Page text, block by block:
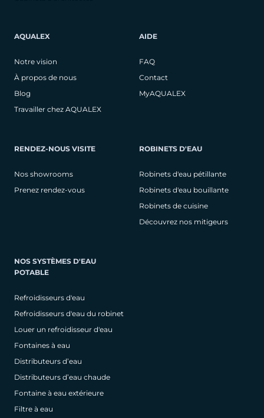
AQUALEX
Notre vision
À propos de nous
Blog
Travailler chez AQUALEX
AIDE
FAQ
Contact
MyAQUALEX
RENDEZ-NOUS VISITE
Nos showrooms
Prenez rendez-vous
ROBINETS D'EAU
Robinets d'eau pétillante
Robinets d'eau bouillante
Robinets de cuisine
Découvrez nos mitigeurs
NOS SYSTÈMES D'EAU
POTABLE
Refroidisseurs d'eau
Refroidisseurs d'eau du robinet
Louer un refroidisseur d'eau
Fontaines à eau
Distributeurs d’eau
Distributeurs d’eau chaude
Fontaine à eau extérieure
Filtre à eau